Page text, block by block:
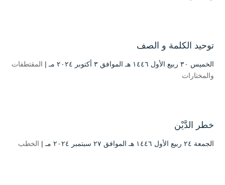
توحيد الكلمة و الصف
الخميس ۳۰ ربيع الأول ۱٤٤٦ هـ الموافق ۳ أكتوبر ۲۰۲٤ مـ |
المقتطفات
والمختارات
خطر الدَّيْن
الجمعة ۲٤ ربيع الأول ۱٤٤٦ هـ الموافق ۲۷ سبتمبر ۲۰۲٤ مـ | الخطب